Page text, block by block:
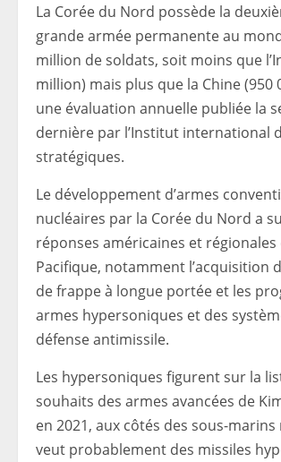
La Corée du Nord possède la
grande armée permanente au
million de soldats, soit moins que
million) mais plus que la Chine (950
une évaluation annuelle publiée la
dernière par l’Institut international
stratégiques.
Le développement d’armes
nucléaires par la Corée du Nord a
réponses américaines et régionales
Pacifique, notamment l’acquisition
de frappe à longue portée et les
armes hypersoniques et des
défense antimissile.
Les hypersoniques figurent sur la
souhaits des armes avancées de
en 2021, aux côtés des sous-marins
veut probablement des missiles